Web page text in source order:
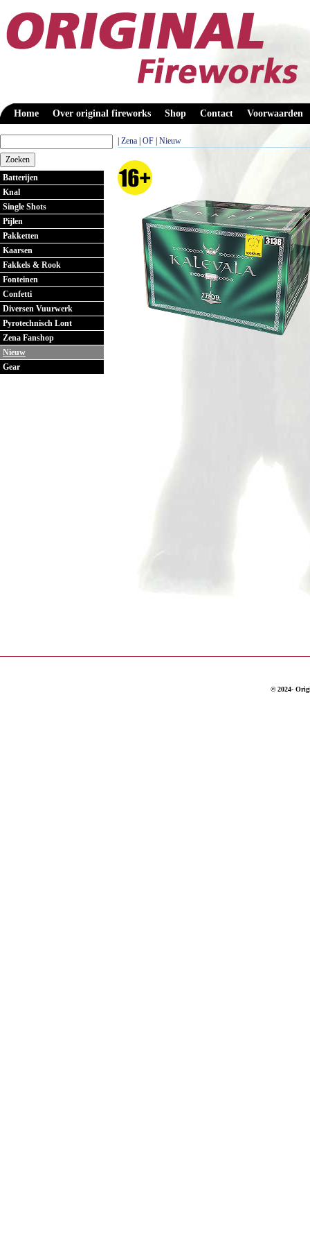
Home Over original fireworks Shop Contact Voorwaarden
Batterijen
Knal
Single Shots
Pijlen
Pakketten
Kaarsen
Fakkels & Rook
Fonteinen
Confetti
Diversen Vuurwerk
Pyrotechnisch Lont
Zena Fanshop
Nieuw
Gear
Zena OF Nieuw
© 2024-